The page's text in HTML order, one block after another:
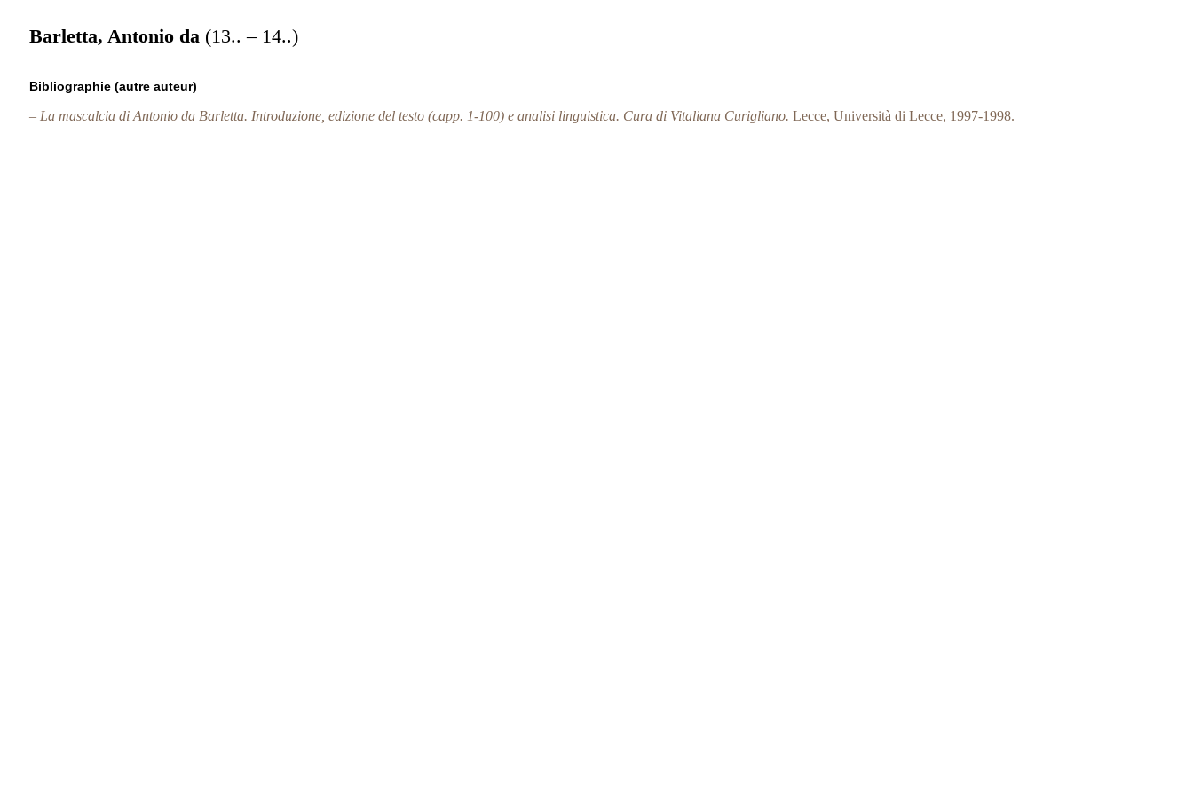
Barletta, Antonio da (13.. – 14..)
Bibliographie (autre auteur)
– La mascalcia di Antonio da Barletta. Introduzione, edizione del testo (capp. 1-100) e analisi linguistica. Cura di Vitaliana Curigliano. Lecce, Università di Lecce, 1997-1998.